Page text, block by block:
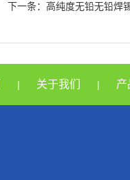
下一条： 高纯度无铅无铅焊
| 关于我们 | 产